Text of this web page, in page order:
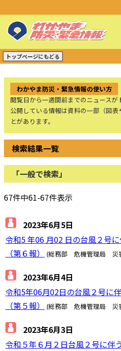
トップページにもどる
わかやま防災・緊急情報の使い方
閲覧日から一週間前までのニュースが
公開している情報は資料の一部（図
とがあります。
検索結果一覧
「一般で検索」
67件中61-67件表示
2023年6月5日
令和5 年06 月02 日の台風２号
（第６報）
(総務部 危機管理局 災
2023年6月4日
令和5年06月02日の台風２号に
（第５報）
(総務部 危機管理局 災
2023年6月3日
令和５年６月２日台風２号に伴